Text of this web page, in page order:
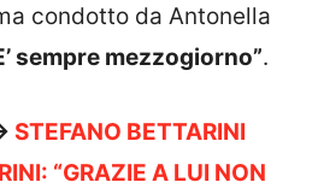
condotto da Antonella
sempre mezzogiorno”.
STEFANO BETTARINI
“GRAZIE A LUI NON